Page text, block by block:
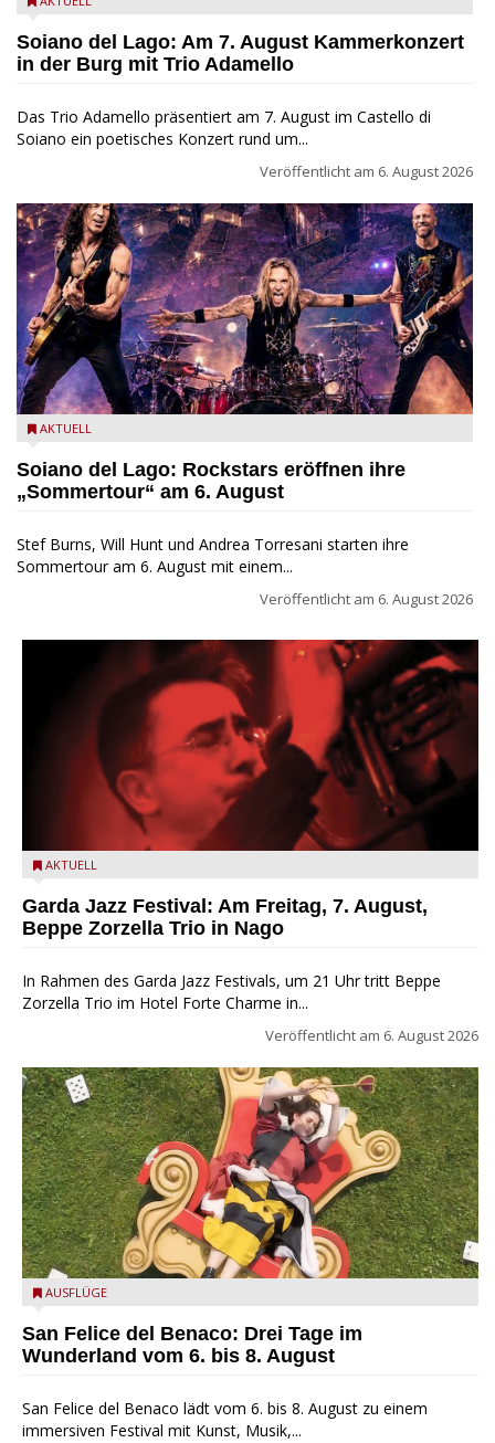
Soiano del Lago: Am 7. August Kammerkonzert
in der Burg mit Trio Adamello
Das Trio Adamello präsentiert am 7. August im Castello di
Soiano ein poetisches Konzert rund um...
Veröffentlicht am 6. August 2026
Stef Burns, Will Hunt und Andrea Torresani im Summer Rock
AKTUELL
Soiano del Lago: Rockstars eröffnen ihre
„Sommertour“ am 6. August
Stef Burns, Will Hunt und Andrea Torresani starten ihre
Sommertour am 6. August mit einem...
Veröffentlicht am 6. August 2026
Beppe Zorzella Trio zu Gast beim Garda Jazz Festival
AKTUELL
Garda Jazz Festival: Am Freitag, 7. August,
Beppe Zorzella Trio in Nago
In Rahmen des Garda Jazz Festivals, um 21 Uhr tritt Beppe
Zorzella Trio im Hotel Forte Charme in...
Veröffentlicht am 6. August 2026
San Felice del Benaco: Drei Tage im Wunderland
AUSFLÜGE
San Felice del Benaco: Drei Tage im
Wunderland vom 6. bis 8. August
San Felice del Benaco lädt vom 6. bis 8. August zu einem
immersiven Festival mit Kunst, Musik,...